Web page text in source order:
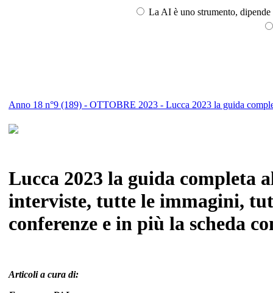
La AI è uno strumento, dipende
Anno 18 n°9 (189) - OTTOBRE 2023 - Lucca 2023 la guida
Lucca 2023 la guida
interviste, tutte le immagini,
conferenze e in più la scheda
Articoli a cura di: